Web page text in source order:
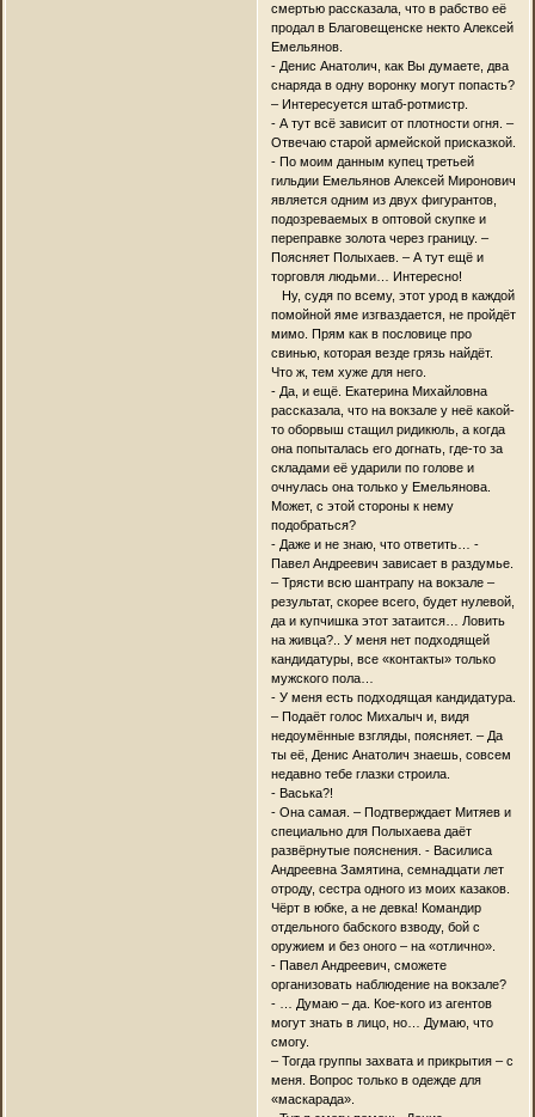
смертью рассказала, что в рабство её
продал в Благовещенске некто Алексей
Емельянов.
- Денис Анатолич, как Вы думаете, два
снаряда в одну воронку могут попасть?
– Интересуется штаб-ротмистр.
- А тут всё зависит от плотности огня. –
Отвечаю старой армейской присказкой.
- По моим данным купец третьей
гильдии Емельянов Алексей Миронович
является одним из двух фигурантов,
подозреваемых в оптовой скупке и
переправке золота через границу. –
Поясняет Полыхаев. – А тут ещё и
торговля людьми… Интересно!
Ну, судя по всему, этот урод в каждой
помойной яме изгваздается, не пройдёт
мимо. Прям как в пословице про
свинью, которая везде грязь найдёт.
Что ж, тем хуже для него.
- Да, и ещё. Екатерина Михайловна
рассказала, что на вокзале у неё какой-
то оборвыш стащил ридикюль, а когда
она попыталась его догнать, где-то за
складами её ударили по голове и
очнулась она только у Емельянова.
Может, с этой стороны к нему
подобраться?
- Даже и не знаю, что ответить… -
Павел Андреевич зависает в раздумье.
– Трясти всю шантрапу на вокзале –
результат, скорее всего, будет нулевой,
да и купчишка этот затаится… Ловить
на живца?.. У меня нет подходящей
кандидатуры, все «контакты» только
мужского пола…
- У меня есть подходящая кандидатура.
– Подаёт голос Михалыч и, видя
недоумённые взгляды, поясняет. – Да
ты её, Денис Анатолич знаешь, совсем
недавно тебе глазки строила.
- Васька?!
- Она самая. – Подтверждает Митяев и
специально для Полыхаева даёт
развёрнутые пояснения. - Василиса
Андреевна Замятина, семнадцати лет
отроду, сестра одного из моих казаков.
Чёрт в юбке, а не девка! Командир
отдельного бабского взводу, бой с
оружием и без оного – на «отлично».
- Павел Андреевич, сможете
организовать наблюдение на вокзале?
- … Думаю – да. Кое-кого из агентов
могут знать в лицо, но… Думаю, что
смогу.
– Тогда группы захвата и прикрытия – с
меня. Вопрос только в одежде для
«маскарада».